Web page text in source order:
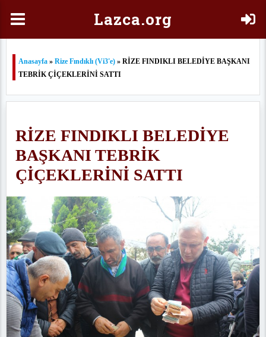
Lazca.org
Anasayfa » Rize Fındıklı (Vi3'e) » RİZE FINDIKLI BELEDİYE BAŞKANI
TEBRİK ÇİÇEKLERİNİ SATTI
RİZE FINDIKLI BELEDİYE
BAŞKANI TEBRİK
ÇİÇEKLERİNİ SATTI